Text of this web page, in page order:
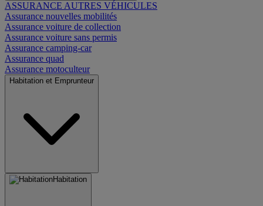
ASSURANCE AUTRES VÉHICULES
Assurance nouvelles mobilités
Assurance voiture de collection
Assurance voiture sans permis
Assurance camping-car
Assurance quad
Assurance motoculteur
Habitation et Emprunteur
Habitation